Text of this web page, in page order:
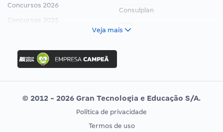
Concursos 2026
Concursos 2025
Concurso Ibama
Concurso MPU
Editais publicados
Consulplan
Vunesp
CONCURSOS POR PROFISSÃO
EXAME DE ORDEM
Veja mais
© 2012 - 2026 Gran Tecnologia e Educação S/A.
Política de privacidade
Termos de uso